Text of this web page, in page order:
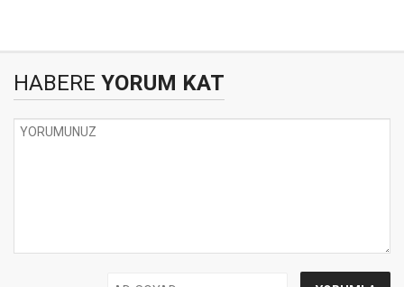
HABERE YORUM KAT